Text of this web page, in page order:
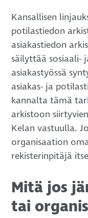
Kansallisen
potilastiedon
asiakastiedon
säilyttää sosiaali-
asiakastyössä
asiakas- ja
kannalta tämä
arkistoon
Kelan vastuulla.
organisaation
rekisterinpitäjä
Mitä jos
tai